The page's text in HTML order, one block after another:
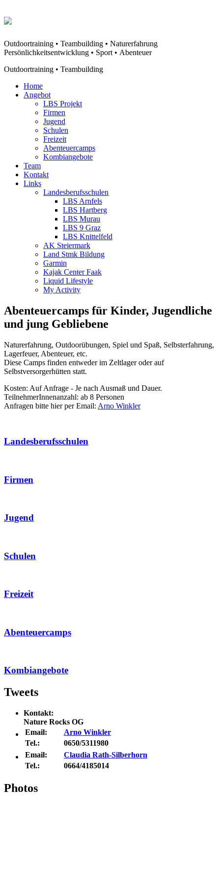
Outdoortraining • Teambuilding • Naturerfahrung
Persönlichkeitsentwicklung • Sport • Abenteuer
Outdoortraining • Teambuilding
Home
Angebot
LBS Projekt
Firmen
Jugend
Schulen
Freizeit
Abenteuercamps
Kombiangebote
Team
Kontakt
Links
Landesberufsschulen
LBS Arnfels
LBS Hartberg
LBS Murau
LBS 9 Graz
LBS Knittelfeld
AK Steiermark
Land Stmk Bildung
Garmin
Kajak Center Faak
Liquid Lifestyle
My Activity
Abenteuercamps für Kinder, Jugendliche
und jung Gebliebene
Naturerfahrung, Outdoorübungen, Spiel und Spaß, Selbsterfahrung,
Lagerfeuer, Abenteuer, etc.
Diese Camps finden entweder im Zeltlager oder auf
Selbstversorgerhütten statt.
Kosten: Auf Anfrage - Je nach Ausmaß und Dauer.
TeilnehmerInnenanzahl: ab 8 Personen
Anfragen bitte hier per Email: Arno Winkler
Landesberufsschulen
Firmen
Jugend
Schulen
Freizeit
Abenteuercamps
Kombiangebote
Tweets
Kontakt:
Nature Rocks OG
Email:
Arno Winkler
Tel.:
0650/5311980
Email:
Claudia Rath-Silberhorn
Tel.:
0664/4185014
Photos